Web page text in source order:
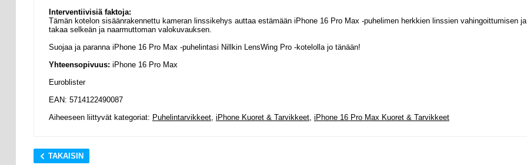
Interventiivisiä faktoja:
Tämän kotelon sisäänrakennettu kameran linssikehys auttaa estämään iPhone 16 Pro Max -puhelimen herkkien linssien vahingoittumisen ja
takaa selkeän ja naarmuttoman valokuvauksen.
Suojaa ja paranna iPhone 16 Pro Max -puhelintasi Nillkin LensWing Pro -kotelolla jo tänään!
Yhteensopivuus: iPhone 16 Pro Max
Euroblister
EAN: 5714122490087
Aiheeseen liittyvät kategoriat: Puhelintarvikkeet, iPhone Kuoret & Tarvikkeet, iPhone 16 Pro Max Kuoret & Tarvikkeet
TAKAISIN